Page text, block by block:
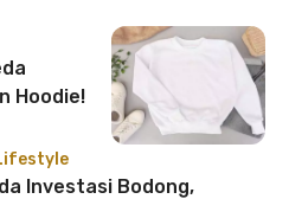
Hoodie!
Investasi Bodong,